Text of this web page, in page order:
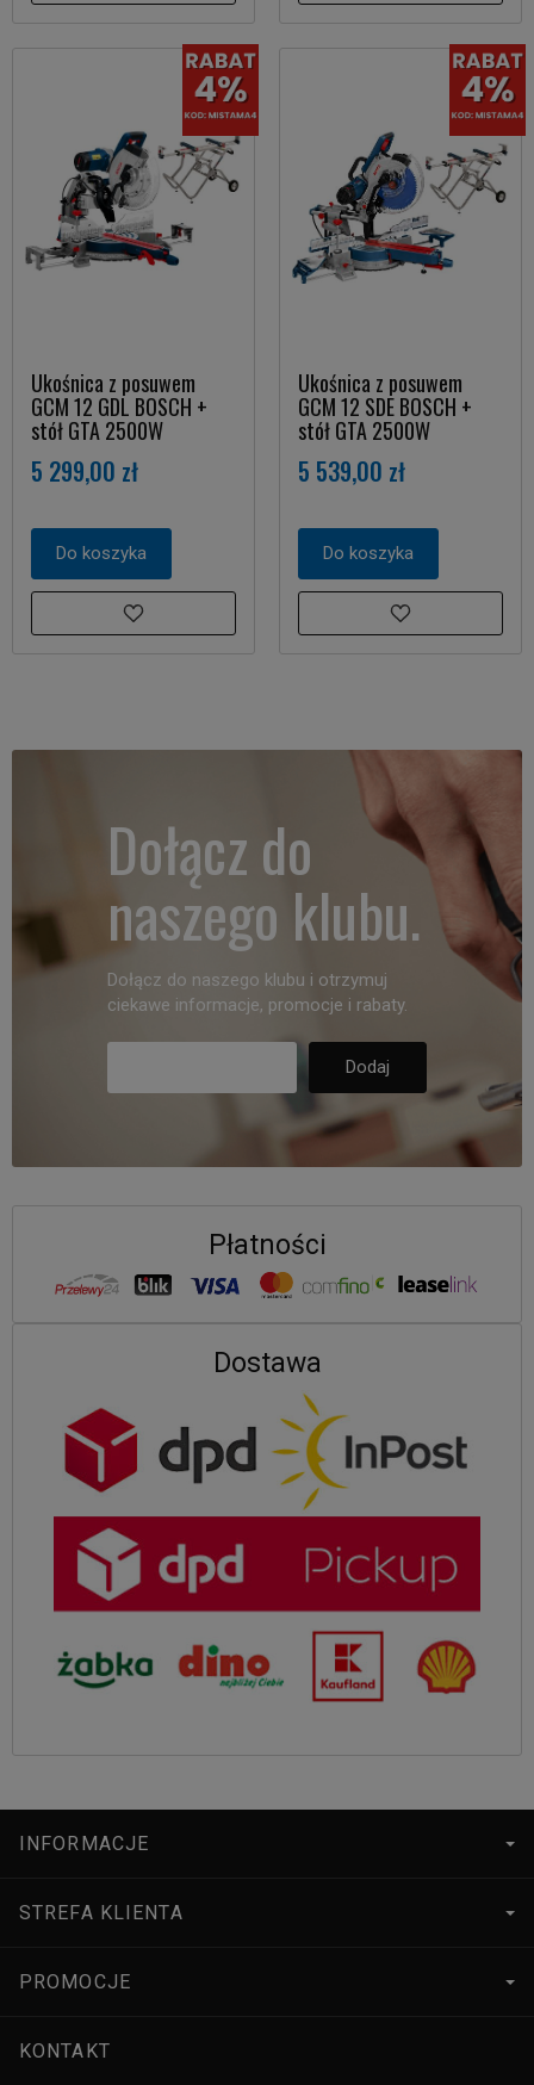
Ukośnica z posuwem
GCM 12 GDL BOSCH +
stół GTA 2500W
5 299,00 zł
Do koszyka
Ukośnica z posuwem
GCM 12 SDE BOSCH +
stół GTA 2500W
5 539,00 zł
Do koszyka
Dołącz do
naszego klubu.
Dołącz do naszego klubu i otrzymuj
ciekawe informacje, promocje i rabaty.
Płatności
Dostawa
INFORMACJE
STREFA KLIENTA
PROMOCJE
KONTAKT